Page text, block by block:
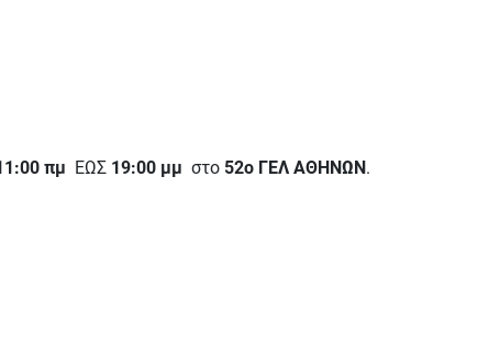
πμ ΕΩΣ 19:00 μμ στο 52ο ΓΕΛ ΑΘΗΝΩΝ.